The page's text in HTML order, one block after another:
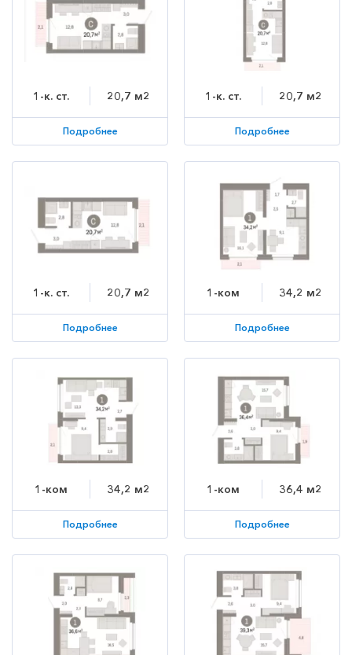
1-к. ст. 20,7 м2
Подробнее
1-к. ст. 20,7 м2
Подробнее
1-к. ст. 20,7 м2
Подробнее
1-ком 34,2 м2
Подробнее
1-ком 34,2 м2
Подробнее
1-ком 36,4 м2
Подробнее